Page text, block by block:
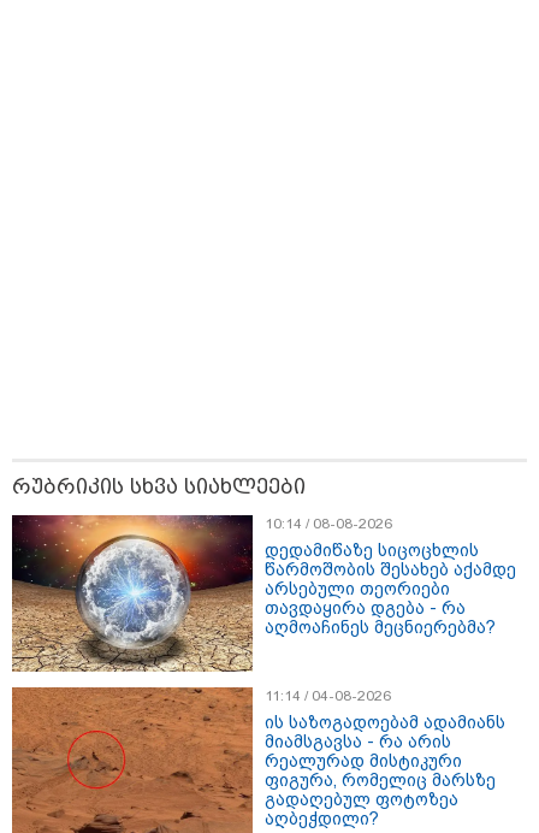
თბილისი - რომი 1419.50 ლარიდან
მნიშვნელოვანი ინფორმაცია
რუბრიკის სხვა სიახლეები
10:14 / 08-08-2026
დედამიწაზე სიცოცხლის
წარმოშობის შესახებ აქამდე
არსებული თეორიები
თავდაყირა დგება - რა
აღმოაჩინეს მეცნიერებმა?
11:14 / 04-08-2026
ის საზოგადოებამ ადამიანს
მიამსგავსა - რა არის
რეალურად მისტიკური
ფიგურა, რომელიც მარსზე
გადაღებულ ფოტოზეა
აღბეჭდილი?